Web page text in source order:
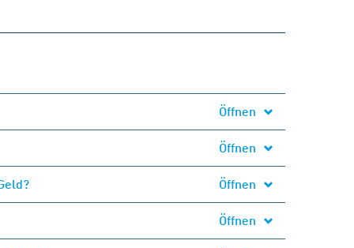
Öffnen
Öffnen
Öffnen
Öffnen